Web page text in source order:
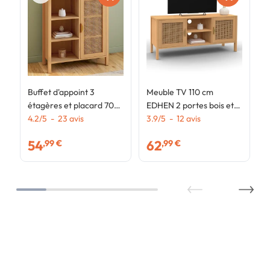
Buffet d'appoint 3
étagères et placard 70
cm EDHEN bois et
4.2/5 - 23 avis
54,99 €
Meuble TV 110 cm
EDHEN 2 portes bois et
cannage
3.9/5 - 12 avis
62,99 €